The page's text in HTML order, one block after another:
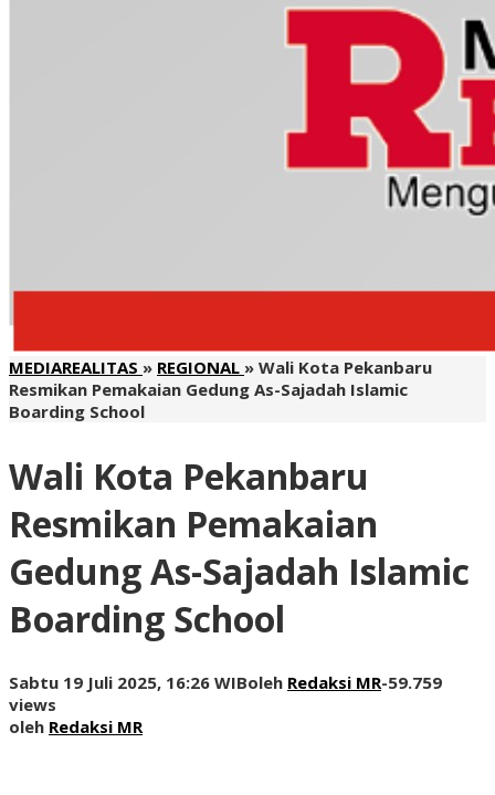
MEDIAREALITAS » REGIONAL » Wali Kota Pekanbaru
Resmikan Pemakaian Gedung As-Sajadah Islamic
Boarding School
Wali Kota Pekanbaru
Resmikan Pemakaian
Gedung As-Sajadah Islamic
Boarding School
Sabtu 19 Juli 2025, 16:26 WIBoleh Redaksi MR-59.759
views
oleh Redaksi MR